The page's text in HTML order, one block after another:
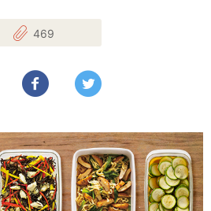
469
LINEで送る Facebookでシェアする